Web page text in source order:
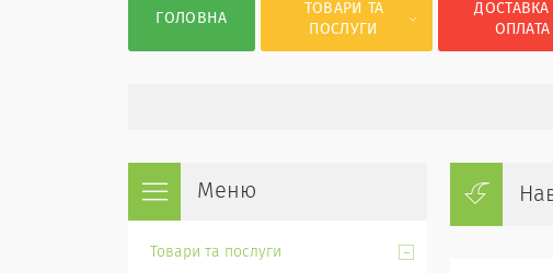
ГОЛОВНА
ТОВАРИ ТА
ПОСЛУГИ
ДОСТАВКА
ОПЛАТА
Товари та послуги